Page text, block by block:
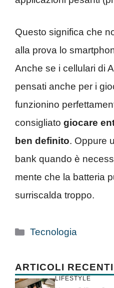
Questo significa che
alla prova lo
Anche se i cellulari di
pensati anche per i
funzionino
consigliato giocare
ben definito. Oppure
bank quando è
mente che la batteria
surriscalda troppo.
Categorie
Tecnologia
ARTICOLI RECENTI
LIFESTYLE